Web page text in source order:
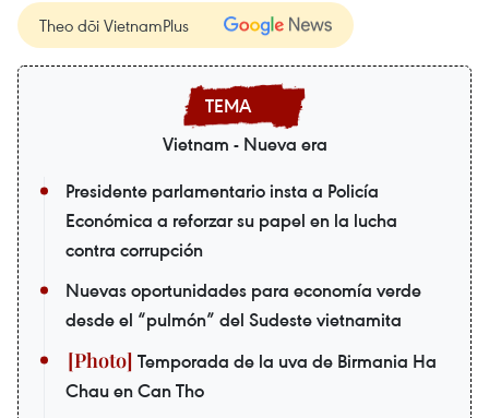
Theo dõi VietnamPlus
Vietnam - Nueva era
Presidente parlamentario insta a Policía
Económica a reforzar su papel en la lucha
contra corrupción
Nuevas oportunidades para economía verde
desde el “pulmón” del Sudeste vietnamita
Temporada de la uva de Birmania Ha
Chau en Can Tho